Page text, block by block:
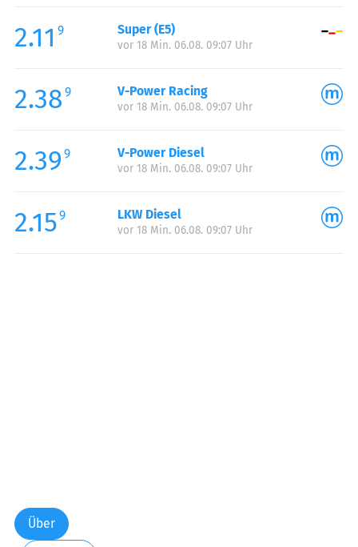
2.11 9 Super (E5)
vor 18 Min. 06.08. 09:07 Uhr
2.38 9 V-Power Racing
vor 18 Min. 06.08. 09:07 Uhr
2.39 9 V-Power Diesel
vor 18 Min. 06.08. 09:07 Uhr
2.159 LKW Diesel
vor 18 Min. 06.08. 09:07 Uhr
Über